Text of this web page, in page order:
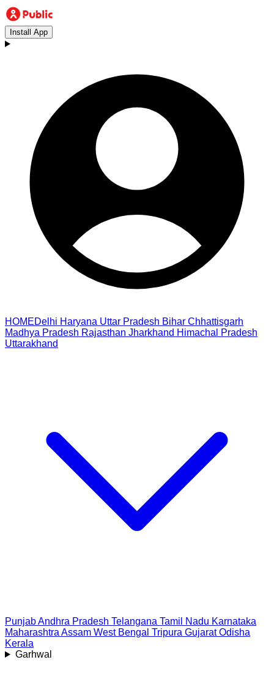
Install App
HOMEDelhi Haryana Uttar Pradesh Bihar Chhattisgarh
Madhya Pradesh Rajasthan Jharkhand Himachal Pradesh
Uttarakhand
PunjabAndhra Pradesh Telangana Tamil Nadu Karnataka
Maharashtra Assam West Bengal Tripura Gujarat Odisha
Kerala
Garhwal